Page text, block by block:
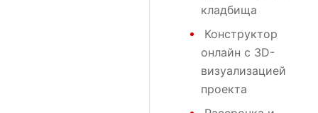
кладбища
Конструктор
онлайн с 3D-
визуализацией
проекта